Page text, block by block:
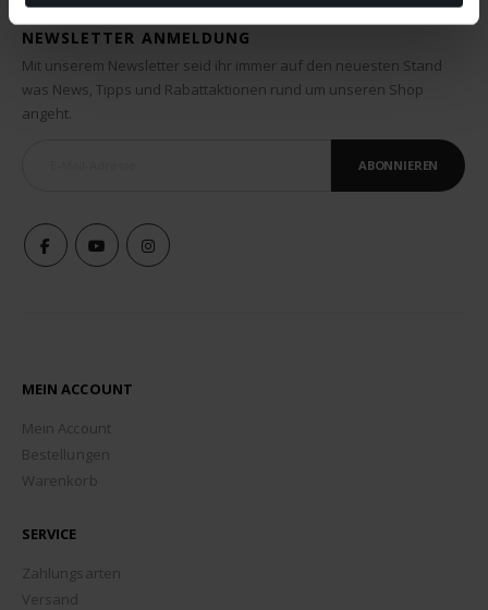
NEWSLETTER ANMELDUNG
Mit unserem Newsletter seid ihr immer auf den neuesten Stand
was News, Tipps und Rabattaktionen rund um unseren Shop
angeht.
ABONNIEREN
MEIN ACCOUNT
Mein Account
Bestellungen
Warenkorb
SERVICE
Zahlungsarten
Versand